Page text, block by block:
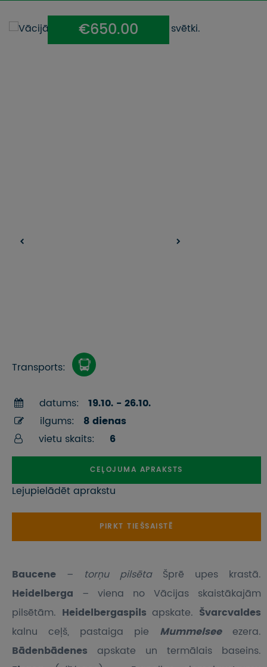
IMPRO KONKURSI€650.00
Transports:
datums:
19.10. - 26.10.
ilgums:
8 dienas
vietu skaits:
6
CEĻOJUMA APRAKSTS
Lejupielādēt aprakstu
PIRKT TIEŠSAISTĒ
Baucene – torņu pilsēta Šprē upes krastā.
Heidelberga – viena no Vācijas skaistākajām
pilsētām. Heidelbergaspilsapskate. Švarcvaldes
kalnu ceļš, pastaiga pie Mummelsee ezera.
Bādenbādenes apskate un termālais baseins.